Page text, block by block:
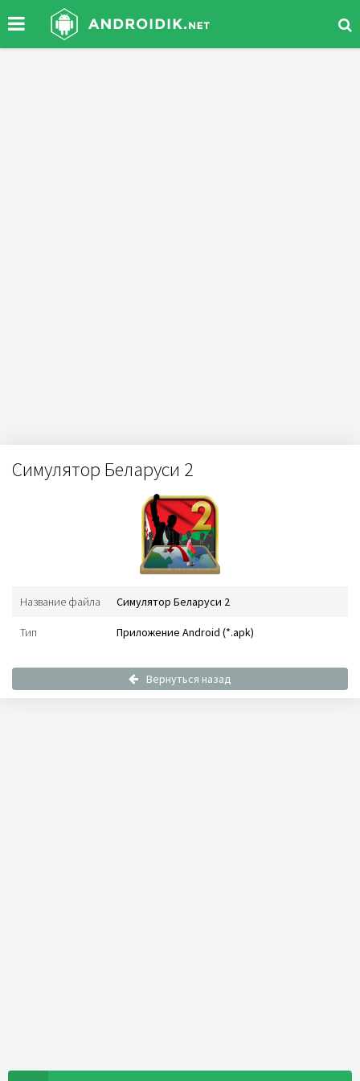
Симулятор Беларуси 2
Название файла Симулятор Беларуси 2
Тип Приложение Android (*.apk)
Вернуться назад